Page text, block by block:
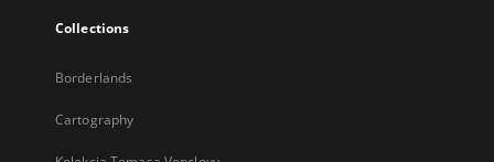
Collections
Borderlands
Cartography